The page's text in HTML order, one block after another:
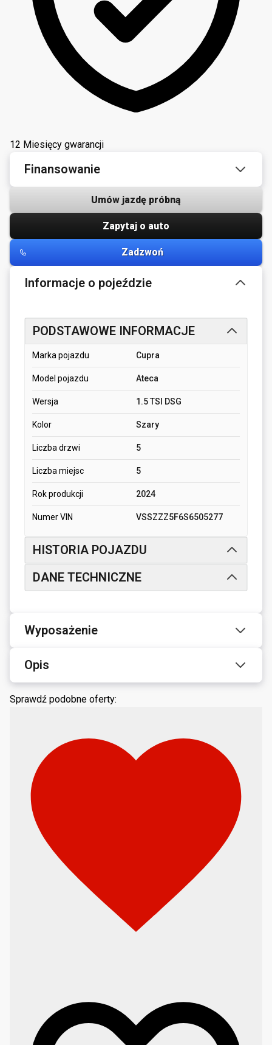
12 Miesięcy gwarancji
Finansowanie
Umów jazdę próbną
Zapytaj o auto
Zadzwoń
Informacje o pojeździe
PODSTAWOWE INFORMACJE
Marka pojazdu Cupra
Model pojazdu Ateca
Wersja 1.5 TSI DSG
Kolor Szary
Liczba drzwi 5
Liczba miejsc 5
Rok produkcji 2024
Numer VIN VSSZZZ5F6S6505277
HISTORIA POJAZDU
DANE TECHNICZNE
Wyposażenie
Opis
Sprawdź podobne oferty: